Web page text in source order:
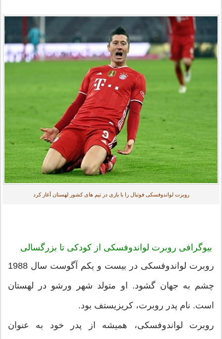
روبرت لواندوفسکی فوتبال را با بازی در تیم های کشور لهستان آغاز کرد
بیوگرافی روبرت لواندوفسکی از کودکی تا بزرگسالی
روبرت لواندوفسکی در بیست و یکم آگوست سال 1988
چشم به جهان گشود. او متولد شهر ورشو در لهستان
است. نام پدر روبرت، کریزیستف بود.
روبرت لواندوفسکی، همیشه از پدر خود به عنوان